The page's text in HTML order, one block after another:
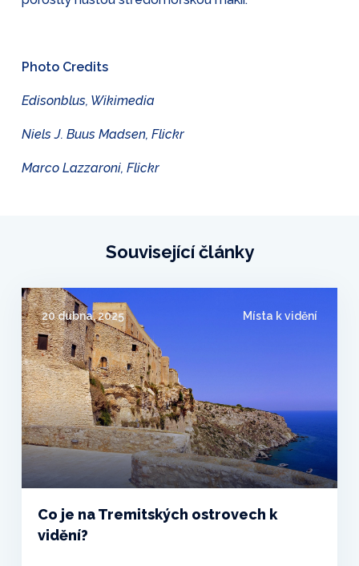
Photo Credits
Edisonblus, Wikimedia
Niels J. Buus Madsen, Flickr
Marco Lazzaroni, Flickr
Související články
20 dubna, 2025 Místa k vidění
Co je na Tremitských ostrovech k
vidění?